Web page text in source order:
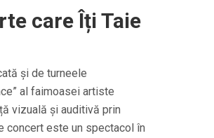
care Îți Taie
și de turneele
al faimoasei artiste
vizuală și auditivă prin
concert este un spectacol în